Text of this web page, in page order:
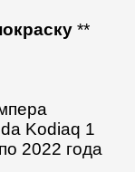
**
Kodiaq 1
2022 года